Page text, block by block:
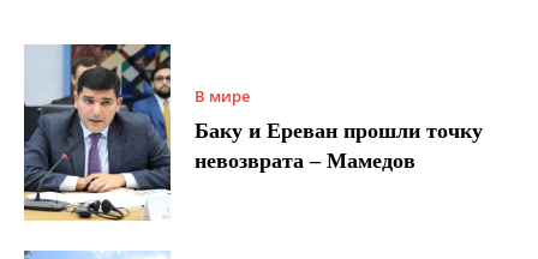
В мире
Баку и Ереван прошли точку
невозврата – Мамедов